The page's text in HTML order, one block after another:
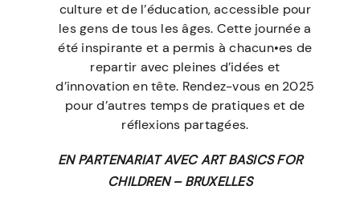
culture et de l’éducation, accessible pour
les gens de tous les âges. Cette journée a
été inspirante et a permis à chacun•es de
repartir avec pleines d’idées et
d’innovation en tête. Rendez-vous en 2025
pour d’autres temps de pratiques et de
réflexions partagées.
EN PARTENARIAT AVEC ART BASICS FOR
CHILDREN – BRUXELLES